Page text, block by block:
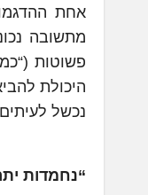
אחת
מתשובה
פשוטות
היכולת
נכשל
“נחמדות